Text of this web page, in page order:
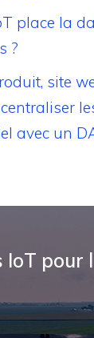
place la
?
site
avec un
IoT pour